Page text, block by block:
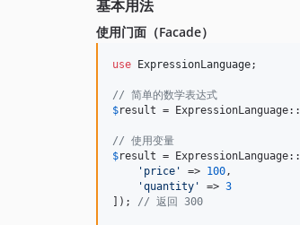
基本用法
使用门面（Facade）
use ExpressionLanguage;
// 简单的数学表达式
$result = ExpressionLanguage::
// 使用变量
$result = ExpressionLanguage::
' price ' => 100,
'quantity ' => 3
]); // 返回 300